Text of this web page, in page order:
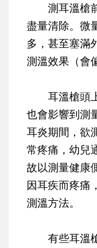
測耳溫槍前
盡量清除。微
多，甚至塞滿
測溫效果（會
耳溫槍頭上
也會影響到測
耳炎期間，欲
常疼痛，幼兒
故以測量健康
因耳疾而疼痛
測溫方法。
有些耳溫槍